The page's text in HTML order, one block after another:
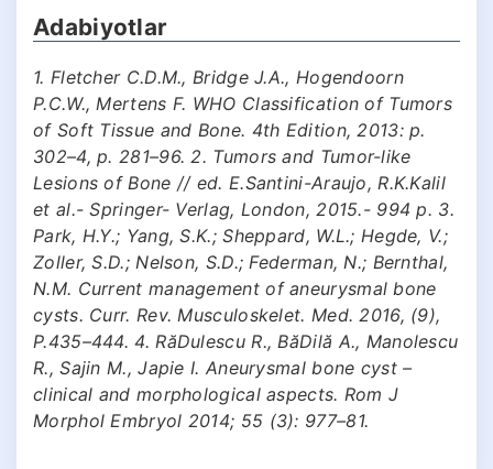
Adabiyotlar
1. Fletcher C.D.M., Bridge J.A., Hogendoorn
P.C.W., Mertens F. WHO Classification of Tumors
of Soft Tissue and Bone. 4th Edition, 2013: p.
302–4, p. 281–96. 2. Tumors and Tumor-like
Lesions of Bone // ed. E.Santini-Araujo, R.K.Kalil
et al.- Springer- Verlag, London, 2015.- 994 p. 3.
Park, H.Y.; Yang, S.K.; Sheppard, W.L.; Hegde, V.;
Zoller, S.D.; Nelson, S.D.; Federman, N.; Bernthal,
N.M. Current management of aneurysmal bone
cysts. Curr. Rev. Musculoskelet. Med. 2016, (9),
P.435–444. 4. RăDulescu R., BăDilă A., Manolescu
R., Sajin M., Japie I. Aneurysmal bone cyst –
clinical and morphological aspects. Rom J
Morphol Embryol 2014; 55 (3): 977–81.